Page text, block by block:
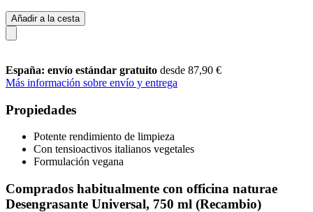
Añadir a la cesta
España: envío estándar gratuito desde 87,90 €
Más información sobre envío y entrega
Propiedades
Potente rendimiento de limpieza
Con tensioactivos italianos vegetales
Formulación vegana
Comprados habitualmente con officina naturae
Desengrasante Universal, 750 ml (Recambio)